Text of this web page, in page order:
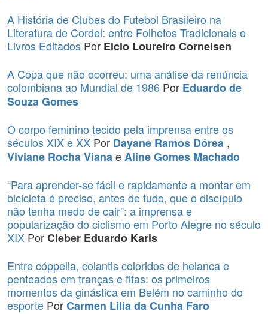
A História de Clubes do Futebol Brasileiro na
Literatura de Cordel: entre Folhetos Tradicionais e
Livros Editados Por Elcio Loureiro Cornelsen
A Copa que não ocorreu: uma análise da renúncia
colombiana ao Mundial de 1986 Por Eduardo de
Souza Gomes
O corpo feminino tecido pela imprensa entre os
séculos XIX e XX Por Dayane Ramos Dórea ,
Viviane Rocha VianaeAline Gomes Machado
“Para aprender-se fácil e rapidamente a montar em
bicicleta é preciso, antes de tudo, que o discípulo
não tenha medo de cair”: a imprensa e
popularização do ciclismo em Porto Alegre no século
XIX PorCleber Eduardo Karls
Entre cóppelia, colantis coloridos de helanca e
penteados em tranças e fitas: os primeiros
momentos da ginástica em Belém no caminho do
esporte PorCarmen Lilia da Cunha Faro